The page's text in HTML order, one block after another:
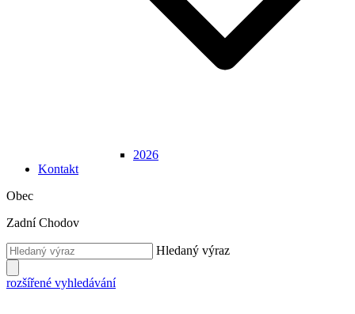
2026
Kontakt
Obec
Zadní Chodov
Hledaný výraz
rozšířené vyhledávání